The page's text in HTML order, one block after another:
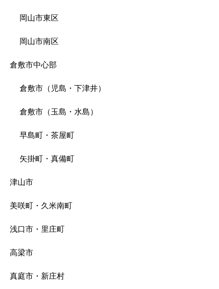
岡山市東区
岡山市南区
倉敷市中心部
倉敷市（児島・下津井）
倉敷市（玉島・水島）
早島町・茶屋町
矢掛町・真備町
津山市
美咲町・久米南町
浅口市・里庄町
高梁市
真庭市・新庄村